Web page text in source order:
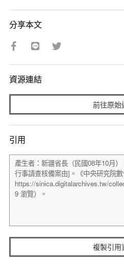
分享本文
資源連結
前往原始
引用
複製引用